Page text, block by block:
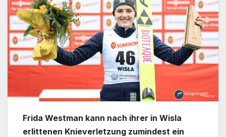
Frida Westman kann nach ihrer in Wisla
erlittenen Knieverletzung zumindest ein